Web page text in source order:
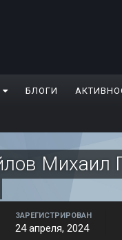
БЛОГИ
Михаил
ЗАРЕГИСТРИРОВАН
24 апреля, 2024